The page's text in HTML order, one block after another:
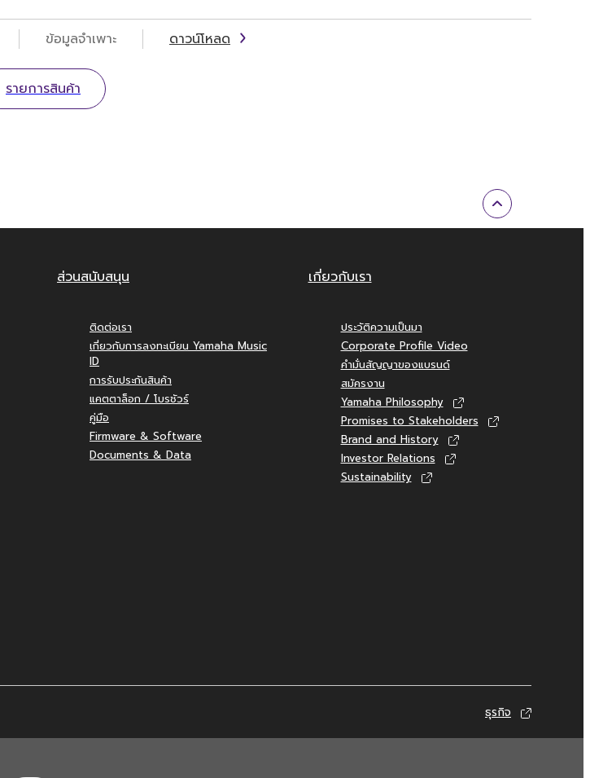
ข้อมูลจำเพาะ ดาวน์โหลด
รายการสินค้า
ส่วนสนับสนุน
ติดต่อเรา
เกี่ยวกับการลงทะเบียน Yamaha Music
ID
การรับประกันสินค้า
แคตตาล็อก / โบรชัวร์
คู่มือ
Firmware & Software
Documents & Data
เกี่ยวกับเรา
ประวัติความเป็นมา
Corporate Profile Video
คำมั่นสัญญาของแบรนด์
สมัครงาน
Yamaha Philosophy
Promises to Stakeholders
Brand and History
Investor Relations
Sustainability
ธุรกิจ